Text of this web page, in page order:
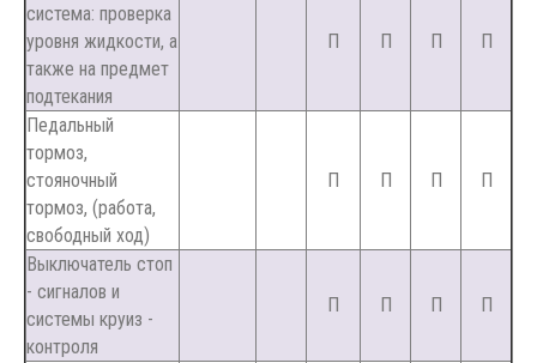
система: проверка
уровня жидкости, а
также на предмет
подтекания
П П П П
Педальный
тормоз,
стояночный
тормоз, (работа,
свободный ход)
П П П П
Выключатель стоп
- сигналов и
системы круиз -
контроля
П П П П